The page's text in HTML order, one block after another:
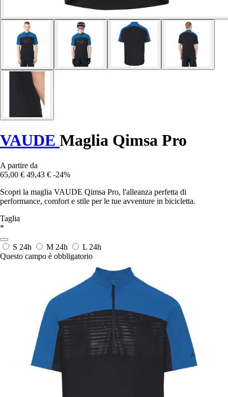
VAUDE Maglia Qimsa Pro
A partire da
65,00 € 49,43 € -24%
Scopri la maglia VAUDE Qimsa Pro, l'alleanza perfetta di
performance, comfort e stile per le tue avventure in bicicletta.
Taglia
*
S 24h M 24h L 24h
Questo campo è obbligatorio